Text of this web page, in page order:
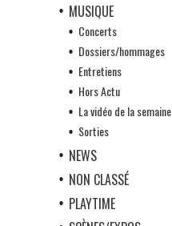
MUSIQUE
Concerts
Dossiers/hommages
Entretiens
Hors Actu
La vidéo de la semaine
Sorties
NEWS
NON CLASSÉ
PLAYTIME